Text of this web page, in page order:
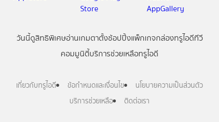
วันนี้ดูสิทธิพิเศษอ่านเกมตาตั้งช้อปปิ้งแพ็กเกจกล่องทรูไอดีทีวี
คอมมูนิตี้บริการช่วยเหลือทรูไอดี
เกี่ยวกับทรูไอดี ข้อกำหนดและเงื่อนไข
นโยบายความเป็นส่วนตัว
บริการช่วยเหลือ
ติดต่อเรา